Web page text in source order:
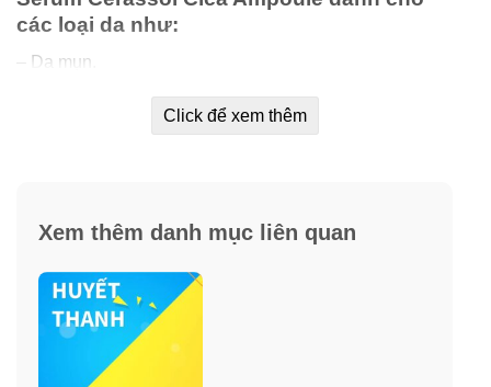
các loại da như:
– Da mụn.
– Da bị sẹo sau mụn cần tái tạo và phục hồi những tổn
Click để xem thêm
Xem thêm danh mục liên quan